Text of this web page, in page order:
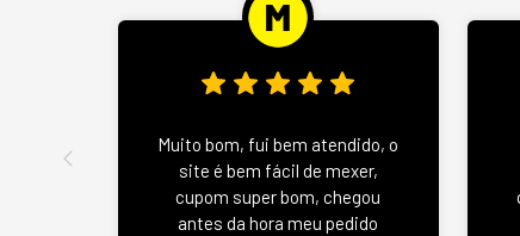
Muito bom, fui bem atendido, o
site é bem fácil de mexer,
cupom super bom, chegou
antes da hora meu pedido